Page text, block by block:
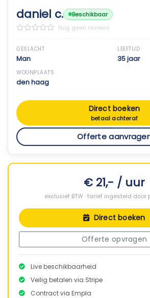
daniel c.
Beschikbaar
Nog geen reviews
GESLACHT
Man
LEEFTIJD
35 jaar
WOONPLAATS
den haag
Direct boeken
betaal achteraf
Offerte
€ 21,- / uur
exclusief BTW · tarief ingesteld door
Direct boeken
Offerte opvragen
Live beschikbaarheid
Veilig betalen via Stripe
Contract via Empla